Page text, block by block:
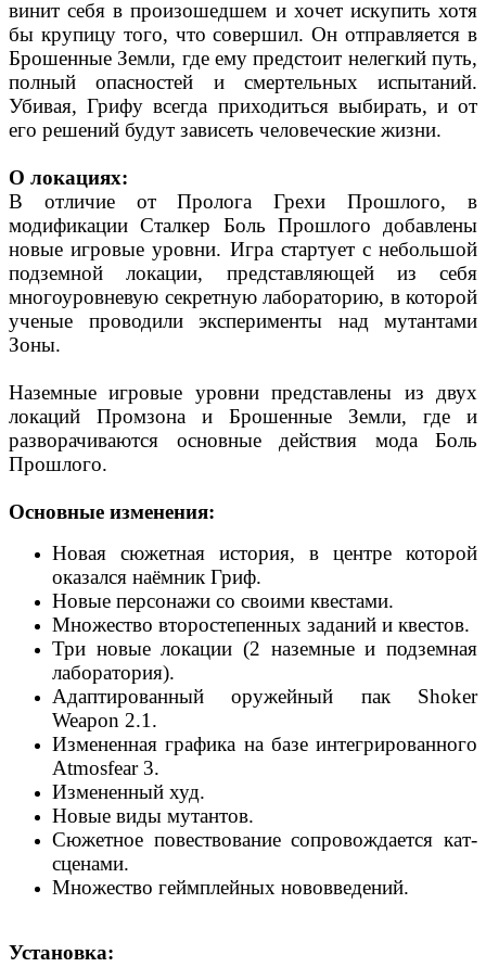
винит себя в произошедшем и хочет искупить хотя
бы крупицу того, что совершил. Он отправляется в
Брошенные Земли, где ему предстоит нелегкий путь,
полный опасностей и смертельных испытаний.
Убивая, Грифу всегда приходиться выбирать, и от
его решений будут зависеть человеческие жизни.
О локациях:
В отличие от Пролога Грехи Прошлого, в
модификации Сталкер Боль Прошлого добавлены
новые игровые уровни. Игра стартует с небольшой
подземной локации, представляющей из себя
многоуровневую секретную лабораторию, в которой
ученые проводили эксперименты над мутантами
Зоны.
Наземные игровые уровни представлены из двух
локаций Промзона и Брошенные Земли, где и
разворачиваются основные действия мода Боль
Прошлого.
Основные изменения:
Новая сюжетная история, в центре которой
оказался наёмник Гриф.
Новые персонажи со своими квестами.
Множество второстепенных заданий и квестов.
Три новые локации (2 наземные и подземная
лаборатория).
Адаптированный оружейный пак Shoker
Weapon 2.1.
Измененная графика на базе интегрированного
Atmosfear 3.
Измененный худ.
Новые виды мутантов.
Сюжетное повествование сопровождается кат-
сценами.
Множество геймплейных нововведений.
Установка: